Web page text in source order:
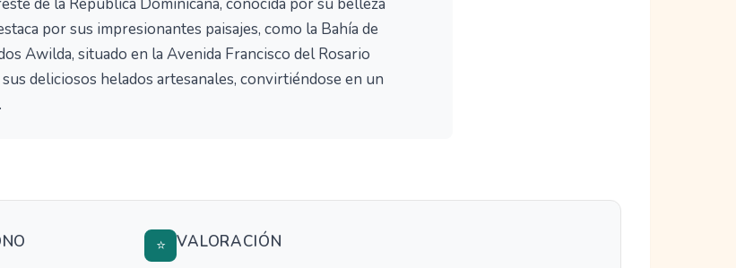
de la República Dominicana, conocida por su belleza
por sus impresionantes paisajes, como la Bahía de
Awilda, situado en la Avenida Francisco del Rosario
deliciosos helados artesanales, convirtiéndose en un
⭐ VALORACIÓN